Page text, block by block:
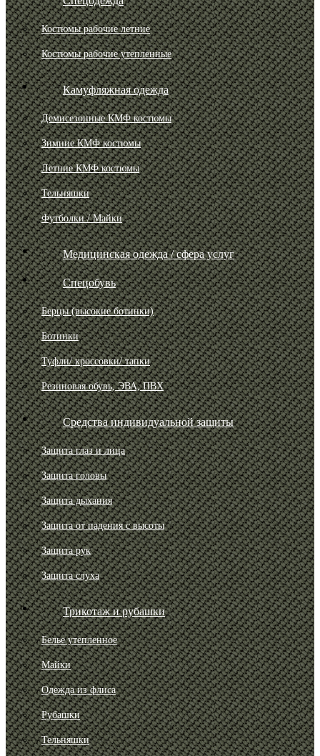
Костюмы рабочие летние
Костюмы рабочие утепленные
Камуфляжная одежда
Демисезонные КМФ костюмы
Зимние КМФ костюмы
Летние КМФ костюмы
Тельняшки
Футболки / Майки
Медицинская одежда / сфера услуг
Спецобувь
Берцы (высокие ботинки)
Ботинки
Туфли/ кроссовки/ тапки
Резиновая обувь, ЭВА, ПВХ
Средства индивидуальной защиты
Защита глаз и лица
Защита головы
Защита дыхания
Защита от падения с высоты
Защита рук
Защита слуха
Трикотаж и рубашки
Белье утепленное
Майки
Одежда из флиса
Рубашки
Тельняшки